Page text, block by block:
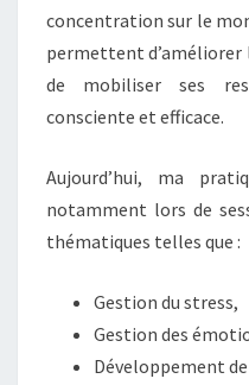
concentration sur le
permettent d’améliorer
de mobiliser ses
consciente et efficace.
Aujourd’hui, ma
notamment lors de
thématiques telles que :
Gestion du stress,
Gestion des
Développement